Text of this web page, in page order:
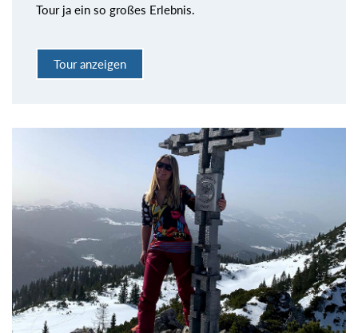
Tour ja ein so großes Erlebnis.
Tour anzeigen